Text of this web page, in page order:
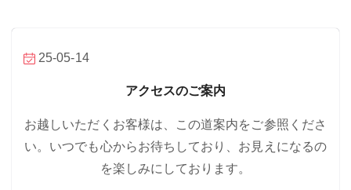
25-05-14
アクセスのご案内
お越しいただくお客様は、この道案内をご参照くださ
い。いつでも心からお待ちしており、お見えになるの
を楽しみにしております。